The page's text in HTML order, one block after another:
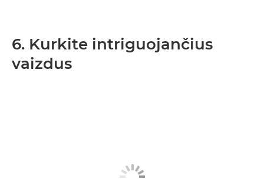
6. Kurkite intriguojančius
vaizdus